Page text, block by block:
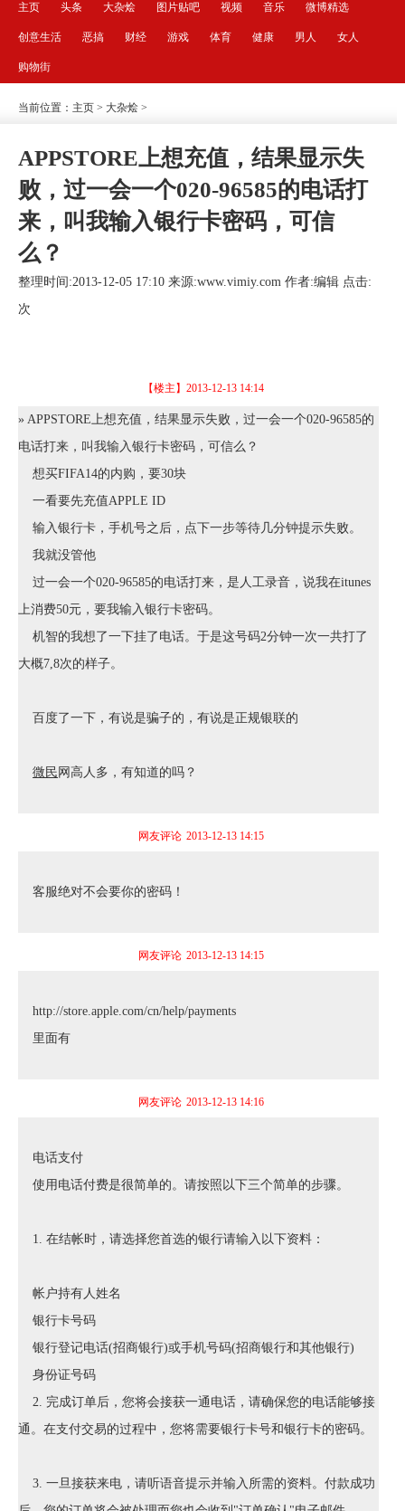
主页 头条 大杂烩 图片贴吧 视频 音乐 微博精选
创意生活 恶搞 财经 游戏 体育 健康 男人 女人
购物街
当前位置： 主页 > 大杂烩 >
APPSTORE上想充值，结果显示失
败，过一会一个020-96585的电话打
来，叫我输入银行卡密码，可信
么？
整理时间:2013-12-05 17:10 来源:www.vimiy.com 作者:编辑 点击:
次
【楼主】 2013-12-13 14:14
» APPSTORE上想充值，结果显示失败，过一会一个020-96585的
电话打来，叫我输入银行卡密码，可信么？
想买FIFA14的内购，要30块
一看要先充值APPLE ID
输入银行卡，手机号之后，点下一步等待几分钟提示失败。
我就没管他
过一会一个020-96585的电话打来，是人工录音，说我在itunes
上消费50元，要我输入银行卡密码。
机智的我想了一下挂了电话。于是这号码2分钟一次一共打了
大概7,8次的样子。
百度了一下，有说是骗子的，有说是正规银联的
微民 网高人多，有知道的吗？
网友评论 2013-12-13 14:15
客服绝对不会要你的密码！
网友评论 2013-12-13 14:15
http://store.apple.com/cn/help/payments
里面有
网友评论 2013-12-13 14:16
电话支付
使用电话付费是很简单的。请按照以下三个简单的步骤。
1. 在结帐时，请选择您首选的银行请输入以下资料：
帐户持有人姓名
银行卡号码
银行登记电话(招商银行)或手机号码(招商银行和其他银行)
身份证号码
2. 完成订单后，您将会接获一通电话，请确保您的电话能够接
通。在支付交易的过程中，您将需要银行卡号和银行卡的密码。
3. 一旦接获来电，请听语音提示并输入所需的资料。付款成功